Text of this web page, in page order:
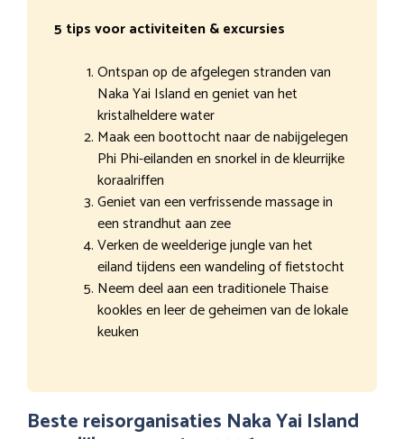
5 tips voor activiteiten & excursies
Ontspan op de afgelegen stranden van
Naka Yai Island en geniet van het
kristalheldere water
Maak een boottocht naar de nabijgelegen
Phi Phi-eilanden en snorkel in de kleurrijke
koraalriffen
Geniet van een verfrissende massage in
een strandhut aan zee
Verken de weelderige jungle van het
eiland tijdens een wandeling of fietstocht
Neem deel aan een traditionele Thaise
kookles en leer de geheimen van de lokale
keuken
Beste reisorganisaties Naka Yai Island